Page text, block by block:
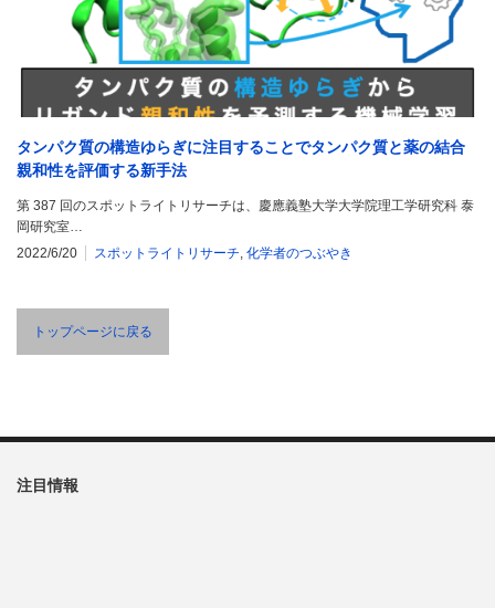
タンパク質の構造ゆらぎに注目することでタンパク質と薬の結合
親和性を評価する新手法
第 387 回のスポットライトリサーチは、慶應義塾大学大学院理工学研究科 泰
岡研究室…
2022/6/20
スポットライトリサーチ, 化学者のつぶやき
トップページに戻る
注目情報